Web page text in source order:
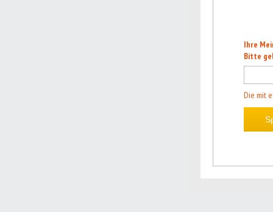
Ihre
Bitte
Die mit